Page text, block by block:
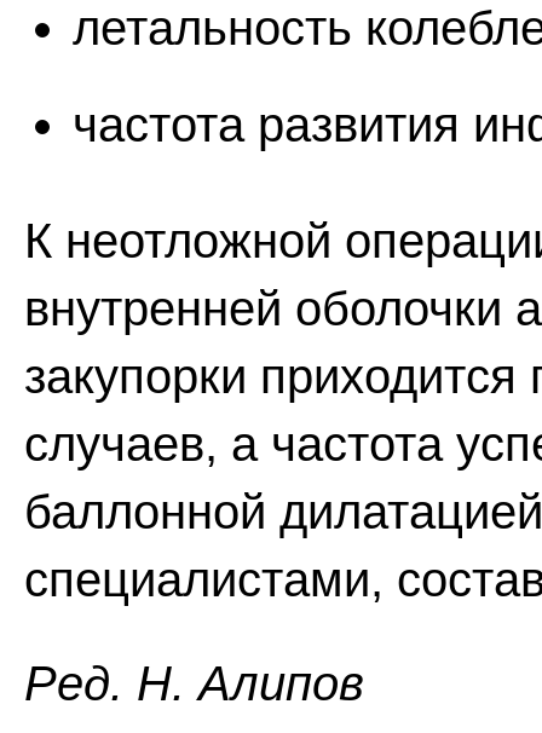
летальность
частота развития
К неотложной
внутренней оболочки
закупорки
случаев, а частота
баллонной
специалистами,
Ред. Н. Алипов